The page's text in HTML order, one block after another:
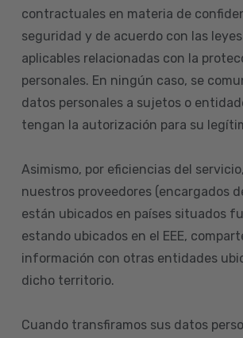
contractuales en materia de
seguridad y de acuerdo con las
aplicables relacionadas con la
personales. En ningún caso, se
datos personales a sujetos o
tengan la autorización para su
Asimismo, por eficiencias del
nuestros proveedores (encargados
están ubicados en países situados
estando ubicados en el EEE,
información con otras entidades
dicho territorio.
Cuando transfiramos sus datos